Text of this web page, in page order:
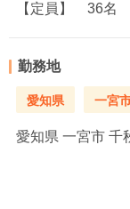
【定員】 36
勤務地
愛知県 一宮
愛知県 一宮市 千